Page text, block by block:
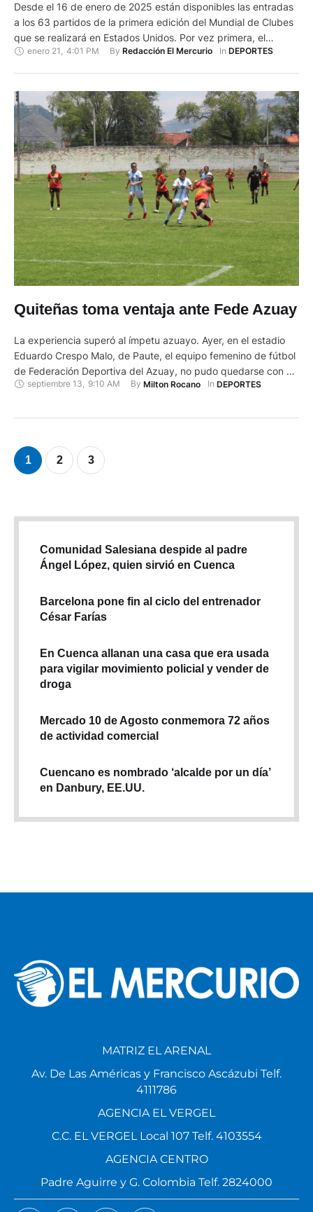
Desde el 16 de enero de 2025 están disponibles las entradas
a los 63 partidos de la primera edición del Mundial de Clubes
que se realizará en Estados Unidos. Por vez primera, el
Mundial de Clubes contará con un formato en el que
enero 21 4:01 PM By Redacción El Mercurio In DEPORTES
Quiteñas toma ventaja ante Fede Azuay
La experiencia superó al ímpetu azuayo. Ayer, en el estadio
Eduardo Crespo Malo, de Paute, el equipo femenino de fútbol
de Federación Deportiva del Azuay, no pudo quedarse con un
resultado positivo al caer por la mínima diferencia ante
semifinal de ida del Torneo …
septiembre 13, 9:10 AM By Milton Rocano In DEPORTES
1 2 3
Comunidad Salesiana despide al padre
Ángel López, quien sirvió en Cuenca
Barcelona pone fin al ciclo del entrenador
César Farías
En Cuenca allanan una casa que era usada
para vigilar movimiento policial y vender de
droga
Mercado 10 de Agosto conmemora 72 años
de actividad comercial
Cuencano es nombrado ‘alcalde por un día’
en Danbury, EE.UU.
MATRIZ EL ARENAL
Av. De Las Américas y Francisco Ascázubi Telf.
4111786
AGENCIA EL VERGEL
C.C. EL VERGEL Local 107 Telf. 4103554
AGENCIA CENTRO
Padre Aguirre y G. Colombia Telf. 2824000